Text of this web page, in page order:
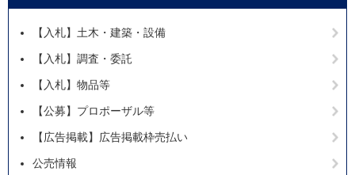
【入札】土木・建築・設備
【入札】調査・委託
【入札】物品等
【公募】プロポーザル等
【広告掲載】広告掲載枠売払い
公売情報